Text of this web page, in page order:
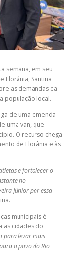
semana, em seu
Florânia, Santina
as demandas da
população local.
de uma emenda
uma van, que
O recurso chega
de Florânia e às
e fortalecer o
no
Júnior por essa
municipais é
as cidades do
para levar mais
o povo do Rio